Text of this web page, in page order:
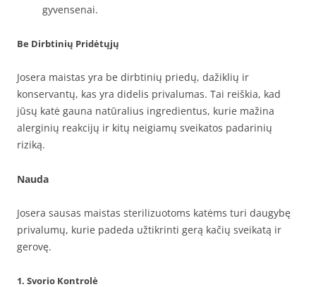
gyvensenai.
Be Dirbtinių Pridėtųjų
Josera maistas yra be dirbtinių priedų, dažiklių ir
konservantų, kas yra didelis privalumas. Tai reiškia, kad
jūsų katė gauna natūralius ingredientus, kurie mažina
alerginių reakcijų ir kitų neigiamų sveikatos padarinių
riziką.
Nauda
Josera sausas maistas sterilizuotoms katėms turi daugybę
privalumų, kurie padeda užtikrinti gerą kačių sveikatą ir
gerovę.
1. Svorio Kontrolė